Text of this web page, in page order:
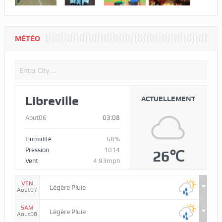
MÉTÉO
Libreville
Aout06 03:08
Humidité
68%
Pression
1014
Vent
4.93mph
ACTUELLEMENT
26℃
VEN
Aout07
Légère Pluie
SAM
Aout08
Légère Pluie